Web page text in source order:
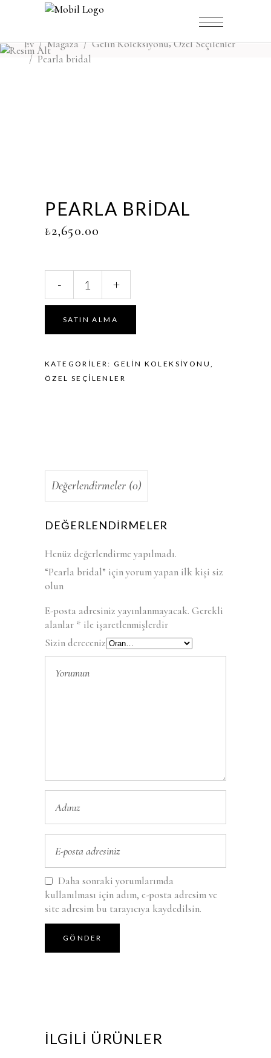
Ev/Mağaza/Gelin Koleksiyonu,Özel Seçilenler
/ Pearla bridal
PEARLA BRIDAL
₺2,650.00
miktar
- +
SATIN ALMA
KATEGORILER:GELIN KOLEKSIYONU,
ÖZEL SEÇILENLER
Değerlendirmeler (0)
DEĞERLENDIRMELER
Henüz değerlendirme yapılmadı.
“Pearla bridal” için yorum yapan ilk kişi siz
olun
E-posta adresiniz yayınlanmayacak. Gerekli
alanlar * ile işaretlenmişlerdir
Sizin dereceniz
Daha sonraki yorumlarımda
kullanılması için adım, e-posta adresim ve
site adresim bu tarayıcıya kaydedilsin.
İLGILI ÜRÜNLER